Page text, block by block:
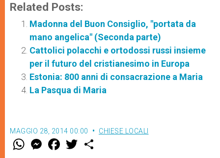
Related Posts:
Madonna del Buon Consiglio, "portata da
mano angelica" (Seconda parte)
Cattolici polacchi e ortodossi russi insieme
per il futuro del cristianesimo in Europa
Estonia: 800 anni di consacrazione a Maria
La Pasqua di Maria
MAGGIO 28, 2014 00:00 CHIESE LOCALI
W M
e
F
a w